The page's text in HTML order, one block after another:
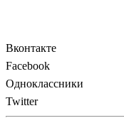
Вконтакте
Facebook
Одноклассники
Twitter